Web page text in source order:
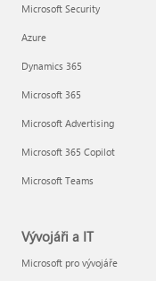
Microsoft Security
Azure
Dynamics 365
Microsoft 365
Microsoft Advertising
Microsoft 365 Copilot
Microsoft Teams
Vývojáři a IT
Microsoft pro vývojáře